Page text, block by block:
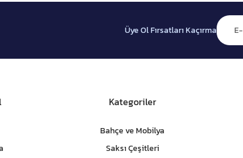
Üye Ol Fırsatları Kaçırma
Kategoriler
Bahçe ve Mobilya
Saksı Çeşitleri